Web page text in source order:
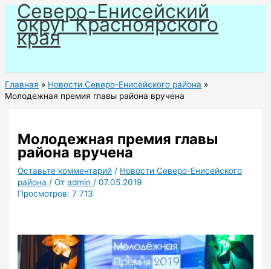
Перейти
содержимому
Северо-Енисейский
округ Красноярского
края
Главная
Новости Северо-Енисейского района
Молодежная премия главы района вручена
Молодежная премия главы
района вручена
Оставьте комментарий / Новости Северо-Енисейского
района / Отadmin /07.05.2019
Просмотров: 7 713